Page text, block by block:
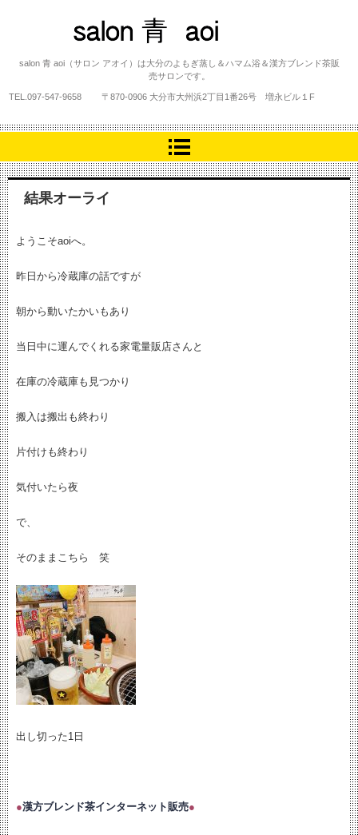
salon 青 aoi
salon 青 aoi（サロン アオイ）は大分のよもぎ蒸し＆ハマム浴＆漢方ブレンド茶販
売サロンです。
TEL. 097-547-9658 〒870-0906 大分市大州浜2丁目1番26号 増永ビル１F
結果オーライ
ようこそaoiへ。
昨日から冷蔵庫の話ですが
朝から動いたかいもあり
当日中に運んでくれる家電量販店さんと
在庫の冷蔵庫も見つかり
搬入は搬出も終わり
片付けも終わり
気付いたら夜
で、
そのままこちら 笑
出し切った1日
●漢方ブレンド茶インターネット販売●